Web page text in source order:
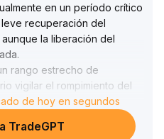
en un período crítico
recuperación del
la liberación del
.
rango estrecho de
vigilar el rompimiento del
aumento en el volumen.
y precio mejora aún más,
posible reversión de
de hoy en segundos
TradeGPT